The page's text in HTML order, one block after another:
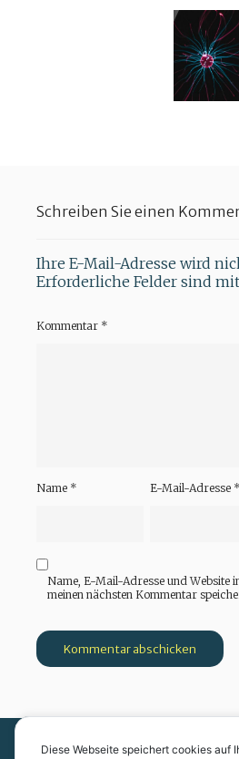
Schreiben Sie einen
Ihre E-Mail-Adresse wird
Erforderliche Felder sind mit
Kommentar *
Name * E-Mail-Adresse *
Name, E-Mail-Adresse und Website
meinen nächsten Kommentar
Diese Webseite speichert cookies auf